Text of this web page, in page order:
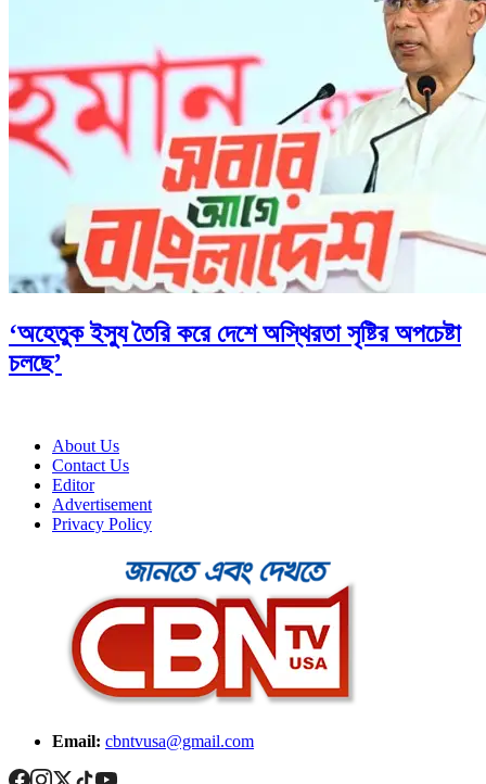
‘অহেতুক ইস্যু তৈরি করে দেশে অস্থিরতা সৃষ্টির অপচেষ্টা
চলছে’
About Us
Contact Us
Editor
Advertisement
Privacy Policy
Email: cbntvusa@gmail.com